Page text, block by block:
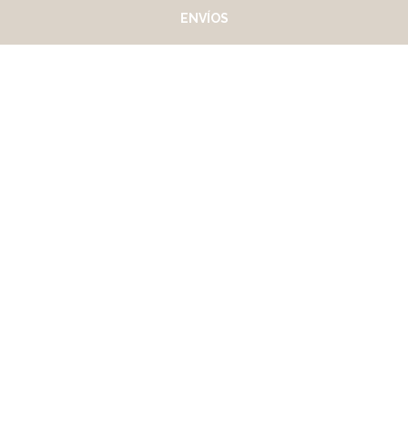
ENVÍOS